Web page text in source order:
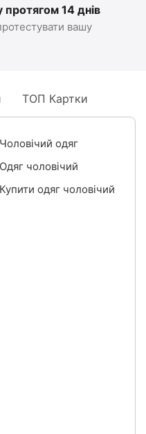
14 днів
вашу
ТОП Картки
Чоловічий одяг
Одяг чоловічий
Купити одяг чоловічий